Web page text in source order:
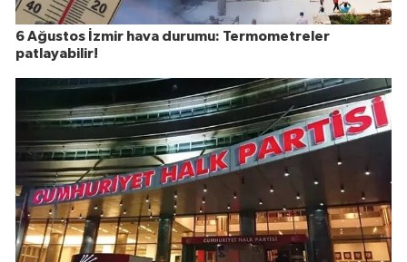
6 Ağustos İzmir hava durumu: Termometreler
patlayabilir!